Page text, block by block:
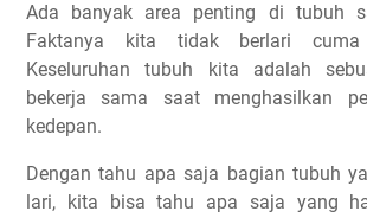
Sistem Kardiovaskular
Artikel Lainnya Yang Setopik
Ada banyak area penting di tubuh
Faktanya kita tidak berlari
Keseluruhan tubuh kita adalah
bekerja sama saat menghasilkan
kedepan.
Dengan tahu apa saja bagian tubuh
lari, kita bisa tahu apa saja yang